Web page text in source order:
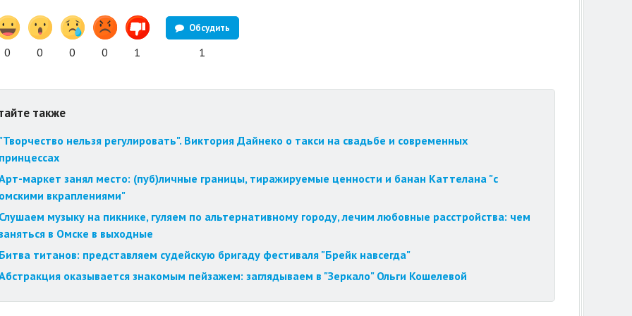
0 0 0 0 1
Обсудить
1
также
нельзя регулировать". Виктория Дайнеко о такси на свадьбе и современных
маркет занял место: (пуб)личные границы, тиражируемые ценности и банан Каттелана "с
вкраплениями"
музыку на пикнике, гуляем по альтернативному городу, лечим любовные расстройства: чем
в Омске в выходные
титанов: представляем судейскую бригаду фестиваля "Брейк навсегда"
оказывается знакомым пейзажем: заглядываем в "Зеркало" Ольги Кошелевой